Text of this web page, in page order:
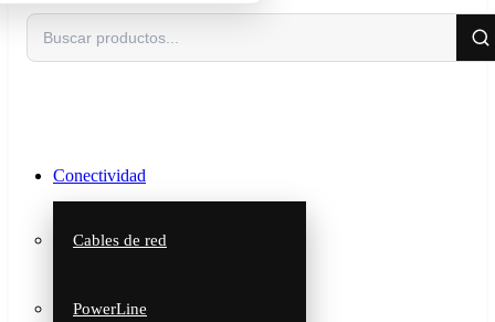
Buscar
Conectividad
Cables de red
PowerLine